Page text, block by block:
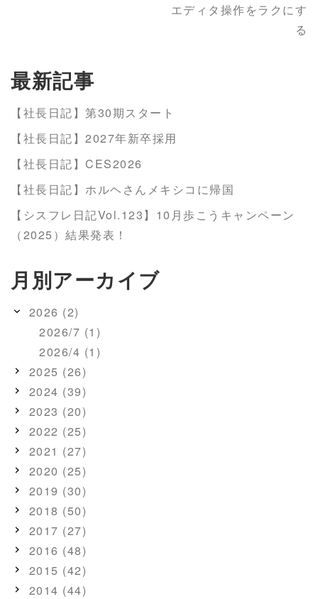
エディタ操作をラクにす
る
最新記事
【社長日記】第30期スタート
【社長日記】2027年新卒採用
【社長日記】CES2026
【社長日記】ホルヘさんメキシコに帰国
【シスフレ日記Vol.123】10月歩こうキャンペーン
（2025）結果発表！
月別アーカイブ
2026 (2)
2026/7 (1)
2026/4 (1)
2025 (26)
2024 (39)
2023 (20)
2022 (25)
2021 (27)
2020 (25)
2019 (30)
2018 (50)
2017 (27)
2016 (48)
2015 (42)
2014 (44)